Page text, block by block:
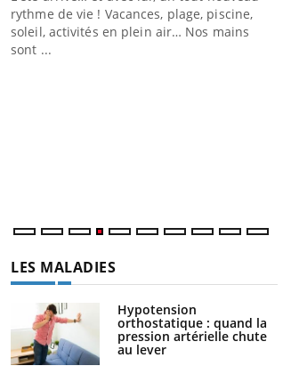
rythme de vie ! Vacances, plage, piscine,
soleil, activités en plein air… Nos mains
sont ...
LES MALADIES
Hypotension
orthostatique : quand la
pression artérielle chute
au lever